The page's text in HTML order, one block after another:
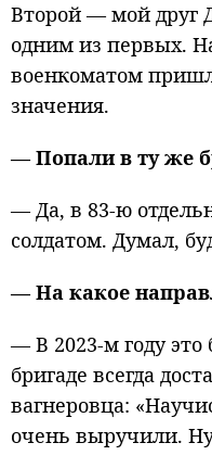
Второй — мой друг
одним из первых.
военкоматом
значения.
— Попали в ту же
— Да, в 83-ю
солдатом. Думал,
— На какое
— В 2023-м году
бригаде всегда
вагнеровца:
очень выручили.